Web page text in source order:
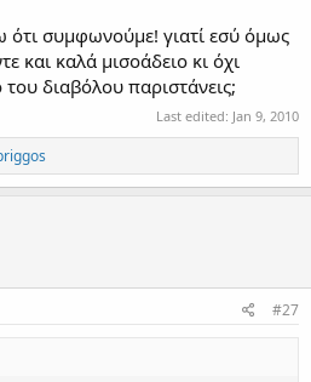
ότι συμφωνούμε! γιατί εσύ όμως
και καλά μισοάδειο κι όχι
διαβόλου παριστάνεις;
Last edited: Jan 9, 2010
#27